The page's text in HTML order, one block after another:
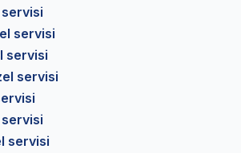
servisi
servisi
servisi
servisi
servisi